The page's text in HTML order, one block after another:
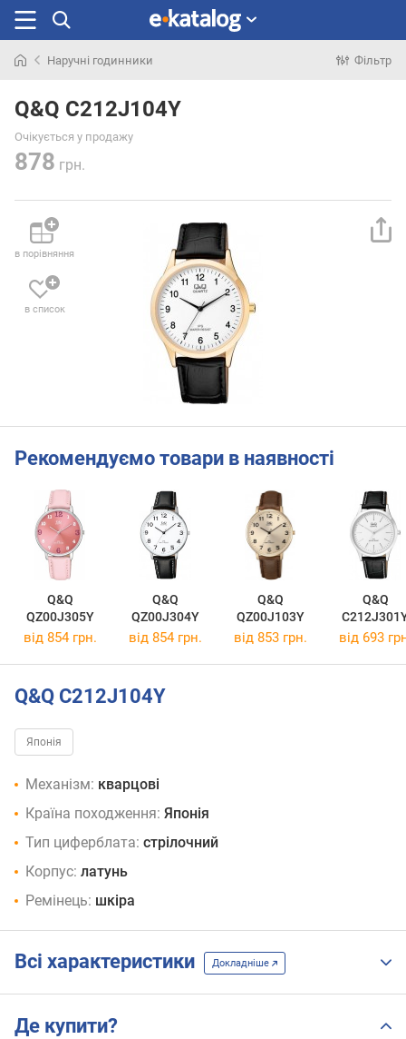
раніше
Наручні годинники Фільтр
Q&Q C212J104Y
Очікується у продажу
878 грн.
в порівняння
в список
Рекомендуємо товари в наявності
Q&Q
QZ00J305Y
Q&Q
QZ00J304Y
Q&Q
QZ00J103Y
Q&Q
від 854 грн. від 854 грн. від 853 грн. від 693
Q&Q C212J104Y
Японія
Механізм: кварцові
Країна походження: Японія
Тип циферблата: стрілочний
Корпус: латунь
Ремінець: шкіра
Всі характеристики Докладніше
Де купити?